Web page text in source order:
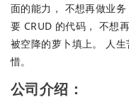
面的能力， 不想再做业
要 CRUD 的代码， 不想
被空降的萝卜填上。 人
惜。
公司介绍：